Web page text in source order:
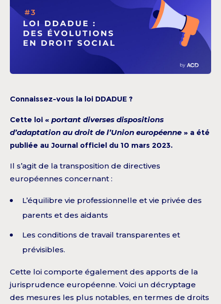
Connaissez-vous la loi DDADUE ?
Cette loi « portant diverses dispositions
d’adaptation au droit de l’Union européenne » a été
publiée au Journal officiel du 10 mars 2023.
Il s’agit de la transposition de directives
européennes concernant :
L’équilibre vie professionnelle et vie privée des
parents et des aidants
Les conditions de travail transparentes et
prévisibles.
Cette loi comporte également des apports de la
jurisprudence européenne. Voici un décryptage
des mesures les plus notables, en termes de droits